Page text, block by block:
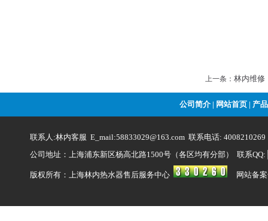
上一条： 林内维修
公司简介| 网站首页 产
联系人:林内客服 E_mail:58833029@163.com 联系电话:
公司地址：上海浦东新区杨高北路1500号（各区均有分部） 联系QQ:
版权所有：上海林内热水器售后服务中心 网站备